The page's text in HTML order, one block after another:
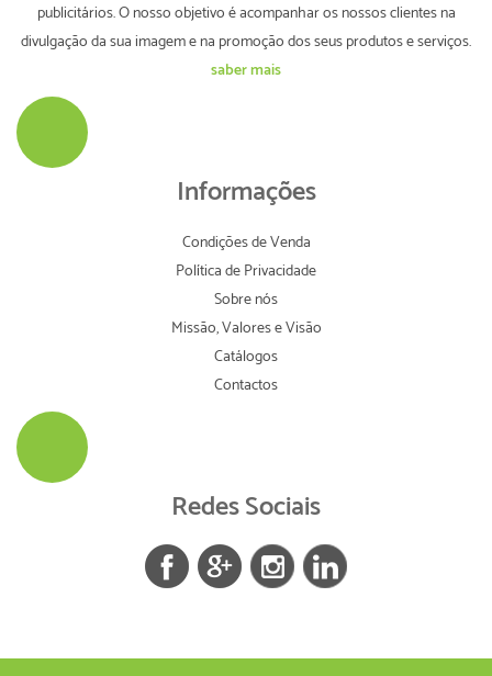
publicitários. O nosso objetivo é acompanhar os nossos clientes na
divulgação da sua imagem e na promoção dos seus produtos e serviços.
saber mais
Informações
Condições de Venda
Política de Privacidade
Sobre nós
Missão, Valores e Visão
Catálogos
Contactos
Redes Sociais